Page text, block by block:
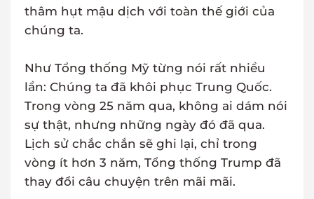
thâm hụt mậu dịch với toàn thế giới của
chúng ta.
Như Tổng thống Mỹ từng nói rất nhiều
lần: Chúng ta đã khôi phục Trung Quốc.
Trong vòng 25 năm qua, không ai dám nói
sự thật, nhưng những ngày đó đã qua.
Lịch sử chắc chắn sẽ ghi lại, chỉ trong
vòng ít hơn 3 năm, Tổng thống Trump đã
thay đổi câu chuyện trên mãi mãi.